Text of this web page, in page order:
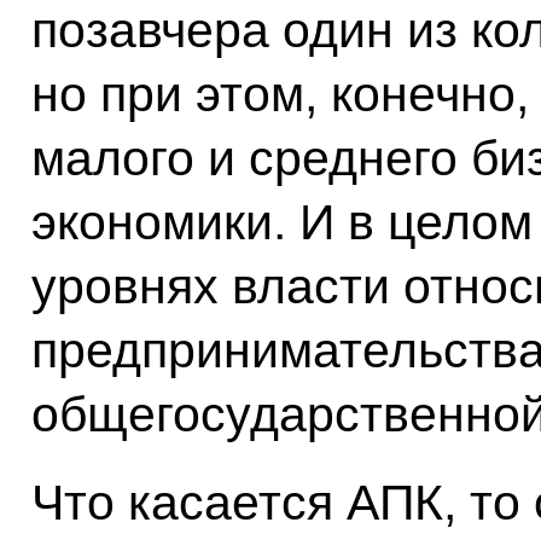
позавчера один из
но при этом, конечно,
малого и среднего
экономики. И в
уровнях власти
Что касается АПК,